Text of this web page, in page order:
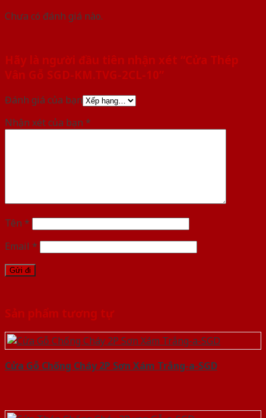
Chưa có đánh giá nào.
Hãy là người đầu tiên nhận xét “Cửa Thép
Vân Gỗ SGD-KM.TVG-2CL-10”
Đánh giá của bạn
Nhận xét của bạn *
Tên *
Email *
Sản phẩm tương tự
Cửa Gỗ Chống Cháy 2P Sơn Xám Trắng-a-SGD